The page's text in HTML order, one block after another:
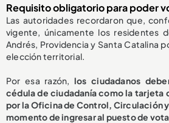
Requisito obligatorio para poder
Las autoridades recordaron que,
vigente, únicamente los residentes
Andrés, Providencia y Santa Catalina
elección territorial.
Por esa razón,los ciudadanos
cédula de ciudadanía como la tarjeta
por la Oficina de Control, Circulación y
momento de ingresar al puesto de